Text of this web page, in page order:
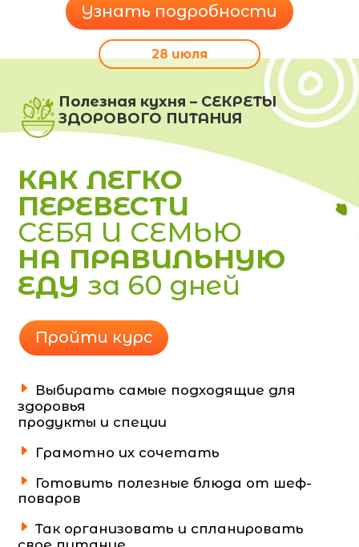
Узнать подробности
28 июля
Полезная кухня – СЕКРЕТЫ
ЗДОРОВОГО ПИТАНИЯ
КАК ЛЕГКО
ПЕРЕВЕСТИ
СЕБЯ И СЕМЬЮ
НА ПРАВИЛЬНУЮ
ЕДУ за 60 дней
Пройти курс
Выбирать самые подходящие для
здоровья
продукты и специи
Грамотно их сочетать
Готовить полезные блюда от шеф-
поваров
Так организовать и спланировать